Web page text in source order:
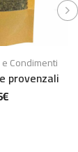
Condimenti
provenzali
€